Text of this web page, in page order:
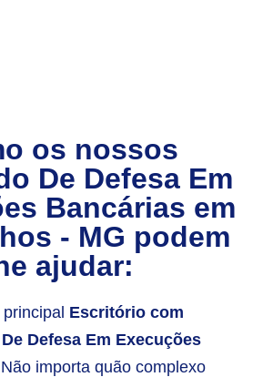
os nossos
De Defesa Em
Bancárias em
- MG podem
ajudar:
Escritório com
Defesa Em Execuções
Não importa quão complexo